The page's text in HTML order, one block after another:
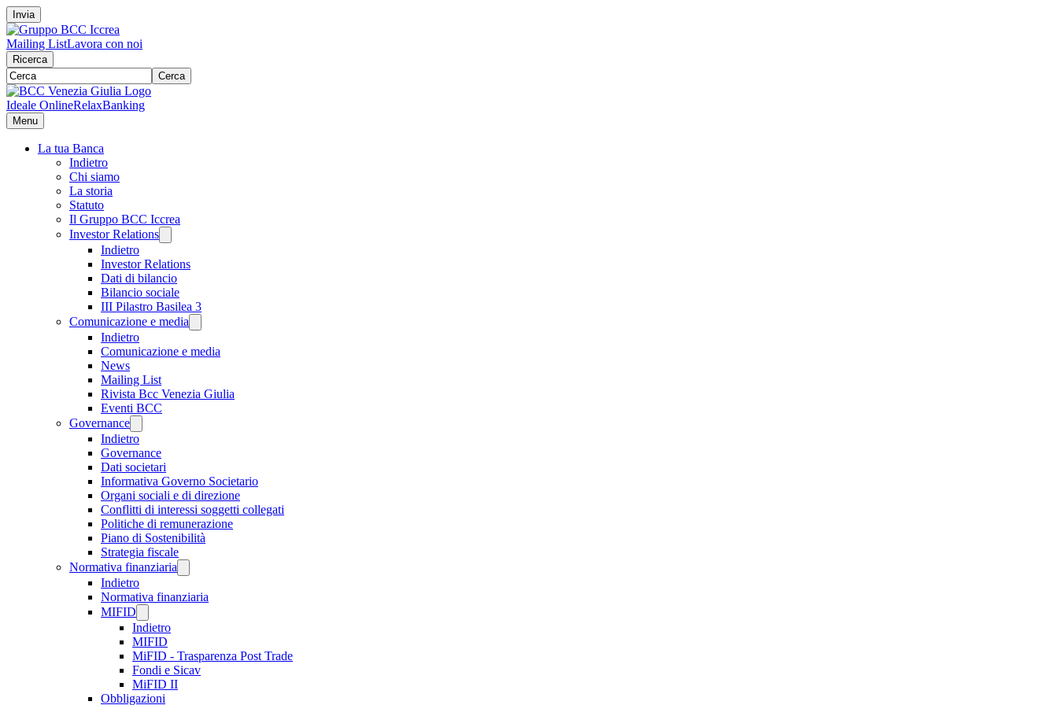
Invia
Mailing ListLavora con noi
Ricerca
Cerca
Ideale OnlineRelaxBanking
Menu
La tua Banca
Indietro
Chi siamo
La storia
Statuto
Il Gruppo BCC Iccrea
Investor Relations
Indietro
Investor Relations
Dati di bilancio
Bilancio sociale
III Pilastro Basilea 3
Comunicazione e media
Indietro
Comunicazione e media
News
Mailing List
Rivista Bcc Venezia Giulia
Eventi BCC
Governance
Indietro
Governance
Dati societari
Informativa Governo Societario
Organi sociali e di direzione
Conflitti di interessi soggetti collegati
Politiche di remunerazione
Piano di Sostenibilità
Strategia fiscale
Normativa finanziaria
Indietro
Normativa finanziaria
MIFID
Indietro
MIFID
MiFID - Trasparenza Post Trade
Fondi e Sicav
MiFID II
Obbligazioni